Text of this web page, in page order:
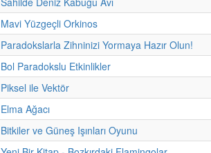
Mavi Yüzgeçli Orkinos
Paradokslarla Zihninizi Yormaya Hazır Olun!
Bol Paradokslu Etkinlikler
Piksel ile Vektör
Elma Ağacı
Bitkiler ve Güneş Işınları Oyunu